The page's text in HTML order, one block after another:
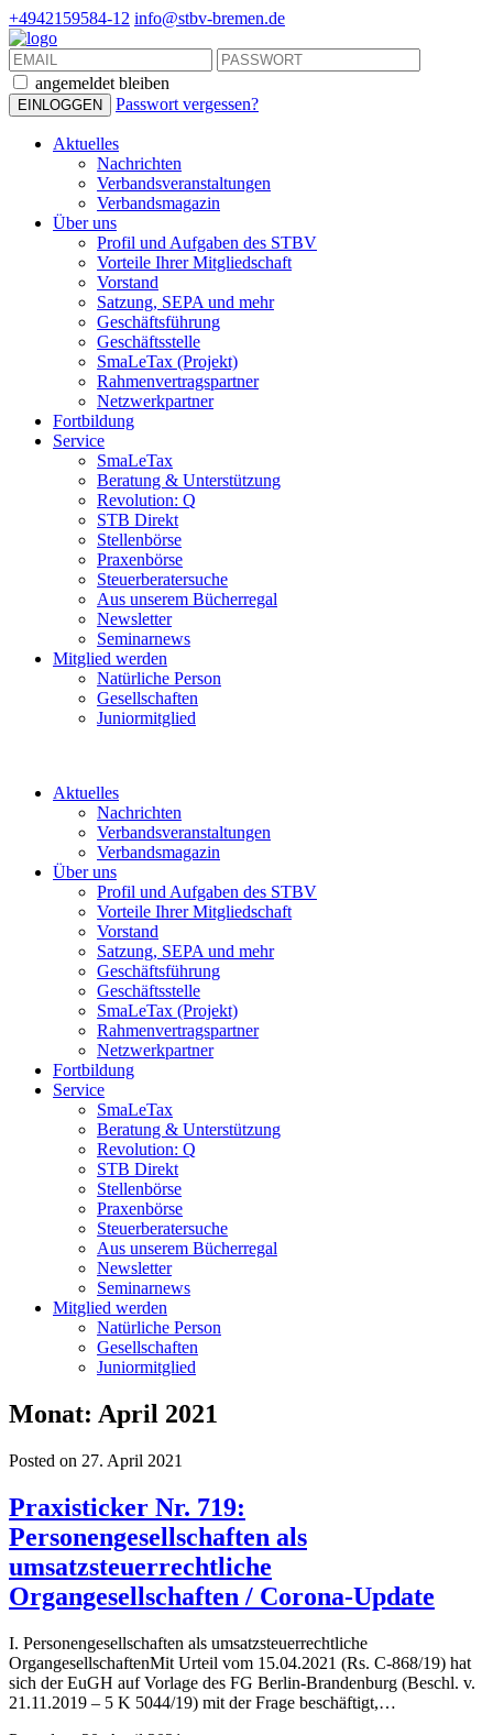
+4942159584-12 info@stbv-bremen.de
angemeldet bleiben
Passwort vergessen?
Aktuelles
Nachrichten
Verbandsveranstaltungen
Verbandsmagazin
Über uns
Profil und Aufgaben des STBV
Vorteile Ihrer Mitgliedschaft
Vorstand
Satzung, SEPA und mehr
Geschäftsführung
Geschäftsstelle
SmaLeTax (Projekt)
Rahmenvertragspartner
Netzwerkpartner
Fortbildung
Service
SmaLeTax
Beratung & Unterstützung
Revolution: Q
STB Direkt
Stellenbörse
Praxenbörse
Steuerberatersuche
Aus unserem Bücherregal
Newsletter
Seminarnews
Mitglied werden
Natürliche Person
Gesellschaften
Juniormitglied
Aktuelles
Nachrichten
Verbandsveranstaltungen
Verbandsmagazin
Über uns
Profil und Aufgaben des STBV
Vorteile Ihrer Mitgliedschaft
Vorstand
Satzung, SEPA und mehr
Geschäftsführung
Geschäftsstelle
SmaLeTax (Projekt)
Rahmenvertragspartner
Netzwerkpartner
Fortbildung
Service
SmaLeTax
Beratung & Unterstützung
Revolution: Q
STB Direkt
Stellenbörse
Praxenbörse
Steuerberatersuche
Aus unserem Bücherregal
Newsletter
Seminarnews
Mitglied werden
Natürliche Person
Gesellschaften
Juniormitglied
Monat: April 2021
Posted on 27. April 2021
Praxisticker Nr. 719:
Personengesellschaften als
umsatzsteuerrechtliche
Organgesellschaften / Corona-Update
I. Personengesellschaften als umsatzsteuerrechtliche
OrgangesellschaftenMit Urteil vom 15.04.2021 (Rs. C-868/19) hat
sich der EuGH auf Vorlage des FG Berlin-Brandenburg (Beschl. v.
21.11.2019 – 5 K 5044/19) mit der Frage beschäftigt,…